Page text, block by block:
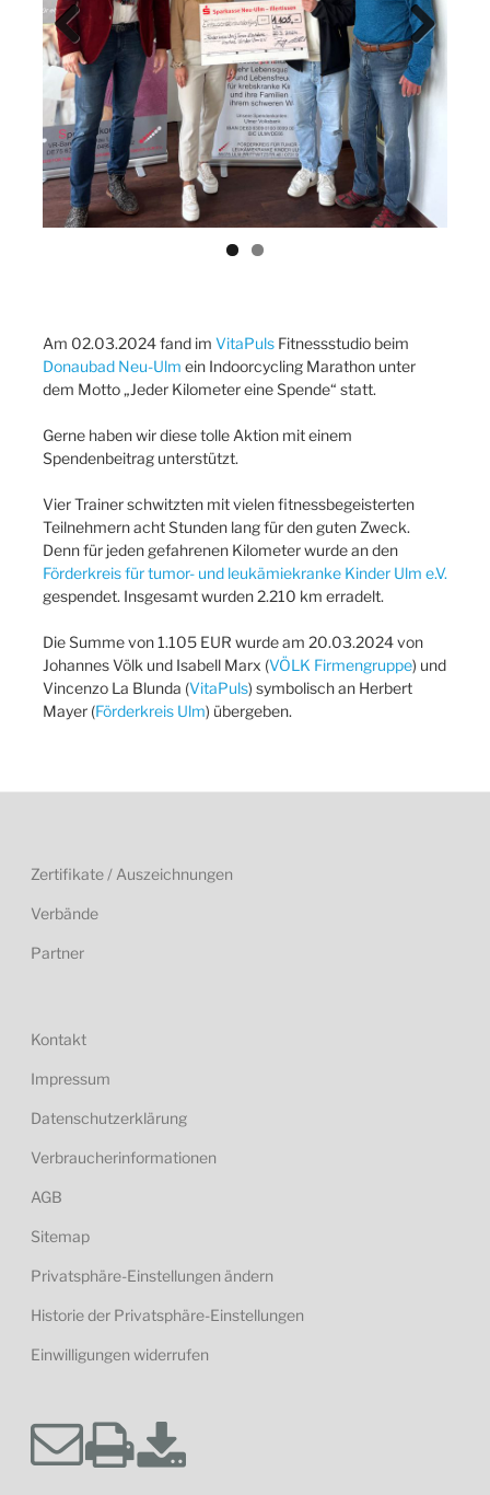
Previ
ous
Next
Am 02.03.2024 fand im VitaPuls Fitnessstudio beim
Donaubad Neu-Ulm ein Indoorcycling Marathon unter
dem Motto „Jeder Kilometer eine Spende“ statt.
Gerne haben wir diese tolle Aktion mit einem
Spendenbeitrag unterstützt.
Vier Trainer schwitzten mit vielen fitnessbegeisterten
Teilnehmern acht Stunden lang für den guten Zweck.
Denn für jeden gefahrenen Kilometer wurde an den
Förderkreis für tumor- und leukämiekranke Kinder Ulm e.V.
gespendet. Insgesamt wurden 2.210 km erradelt.
Die Summe von 1.105 EUR wurde am 20.03.2024 von
Johannes Völk und Isabell Marx (VÖLK Firmengruppe) und
Vincenzo La Blunda (VitaPuls) symbolisch an Herbert
Mayer (Förderkreis Ulm) übergeben.
Zertifikate / Auszeichnungen
Verbände
Partner
Kontakt
Impressum
Datenschutzerklärung
Verbraucherinformationen
AGB
Sitemap
Privatsphäre-Einstellungen ändern
Historie der Privatsphäre-Einstellungen
Einwilligungen widerrufen